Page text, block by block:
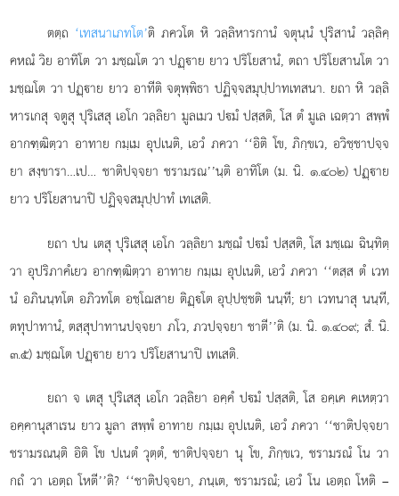
ตตฺถ ‘เทสนาเภทโต’ติ ภควโต หิ วลฺลิหารกานํ จตุนฺนํ ปุริสานํ วลฺลิคฺ
คหณํ วิย อาทิโต วา มชฺฌโต วา ปฏฺาย ยาว ปริโยสานํ, ตถา ปริโยสานโต วา
มชฺฌโต วา ปฏฺาย ยาว อาทีติ จตุพฺพิธา ปฏิจฺจสมุปฺปาทเทสนา. ยถา หิ วลฺลิ
หารเกสุ จตูสุ ปุริเสสุ เอโก วลฺลิยา มูลเมว ปมํ ปสฺสติ, โส ตํ มูเล เฉตฺวา สพฺพํ
อากฑฺฒิตฺวา อาทาย กมฺเม อุปเนติ, เอวํ ภควา ‘‘อิติ โข, ภิกฺขเว, อวิชฺชาปจฺจ
ยา สงฺขารา…เป… ชาติปจฺจยา ชรามรณ’’นฺติ อาทิโต (ม. นิ. ๑.๔๐๒) ปฏฺาย
ยาว ปริโยสานาปิ ปฏิจฺจสมุปฺปาทํ เทเสติ.
ยถา ปน เตสุ ปุริเสสุ เอโก วลฺลิยา มชฺฌํ ปมํ ปสฺสติ, โส มชฺเฌ ฉินฺทิตฺ
วา อุปริภาคํเยว อากฑฺฒิตฺวา อาทาย กมฺเม อุปเนติ, เอวํ ภควา ‘‘ตสฺส ตํ เวท
นํ อภินนฺทโต อภิวทโต อชฺโฌสาย ติฏฺโต อุปฺปชฺชติ นนฺที; ยา เวทนาสุ นนฺที,
ตทุปาทานํ, ตสฺสุปาทานปจฺจยา ภโว, ภวปจฺจยา ชาตี’’ติ (ม. นิ. ๑.๔๐๙; สํ. นิ.
๓.๕) มชฺฌโต ปฏฺาย ยาว ปริโยสานาปิ เทเสติ.
ยถา จ เตสุ ปุริเสสุ เอโก วลฺลิยา อคฺคํ ปมํ ปสฺสติ, โส อคฺเค คเหตฺวา
อคฺคานุสาเรน ยาว มูลา สพฺพํ อาทาย กมฺเม อุปเนติ, เอวํ ภควา ‘‘ชาติปจฺจยา
ชรามรณนฺติ อิติ โข ปเนตํ วุตฺตํ, ชาติปจฺจยา นุ โข, ภิกฺขเว, ชรามรณํ โน วา
กถํ วา เอตฺถ โหตี’’ติ? ‘‘ชาติปจฺจยา, ภนฺเต, ชรามรณํ; เอวํ โน เอตฺถ โหติ –